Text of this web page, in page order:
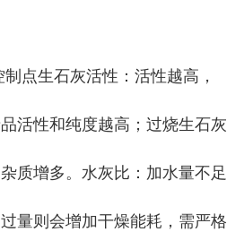
点生石灰活性：活性越高，
活性和纯度越高；过烧生石灰
质增多。水灰比：加水量不足
量则会增加干燥能耗，需严格